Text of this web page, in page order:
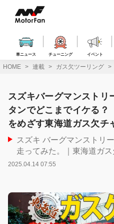
ス
車ニュース チューニング イベント
HOME 連載 ガス欠ツーリング
スズキバーグマンストリ
タンでどこまでイケる
をめざす東海道ガス欠チ
スズキ バーグマンストリ
走ってみた。｜東海道ガ
2025.04.14 07:55